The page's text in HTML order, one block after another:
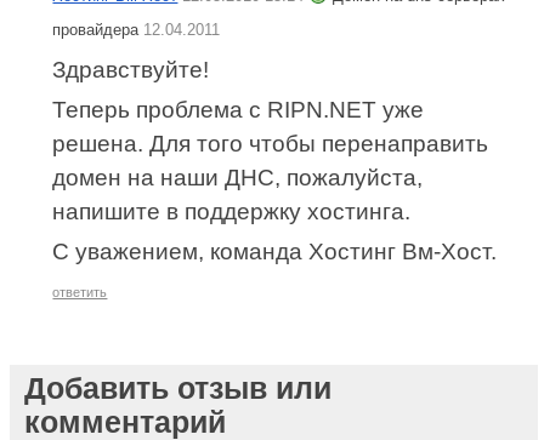
провайдера 12.04.2011
Здравствуйте!
Теперь проблема с RIPN.NET уже
решена. Для того чтобы перенаправить
домен на наши ДНС, пожалуйста,
напишите в поддержку хостинга.
С уважением, команда Хостинг Вм-Хост.
ответить
Добавить отзыв или
комментарий